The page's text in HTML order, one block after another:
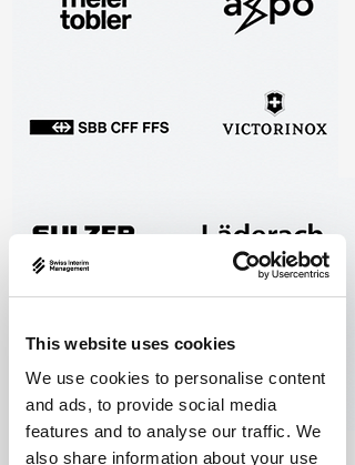
This website uses cookies
We use cookies to personalise content
and ads, to provide social media
features and to analyse our traffic. We
also share information about your use